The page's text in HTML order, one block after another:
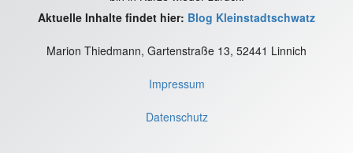
Aktuelle Inhalte findet hier: Blog Kleinstadtschwatz
Marion Thiedmann, Gartenstraße 13, 52441 Linnich
Impressum
Datenschutz